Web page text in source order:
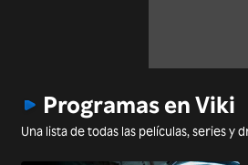
Programas en Viki
Una lista de todas las películas, series y